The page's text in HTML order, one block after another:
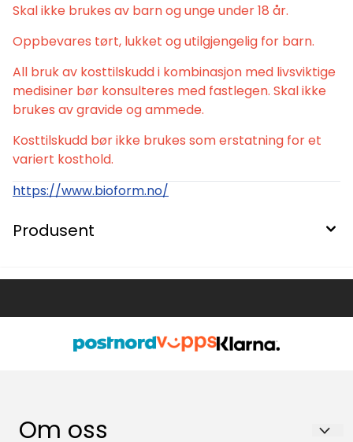
Skal ikke brukes av barn og unge under 18 år.
Oppbevares tørt, lukket og utilgjengelig for barn.
All bruk av kosttilskudd i kombinasjon med livsviktige
medisiner bør konsulteres med fastlegen. Skal ikke
brukes av gravide og ammede.
Kosttilskudd bør ikke brukes som erstatning for et
variert kosthold.
https://www.bioform.no/
Produsent
Om oss